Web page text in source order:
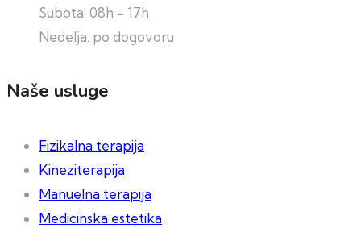
Subota: 08h - 17h
Nedelja: po dogovoru
Naše usluge
Fizikalna terapija
Kineziterapija
Manuelna terapija
Medicinska estetika